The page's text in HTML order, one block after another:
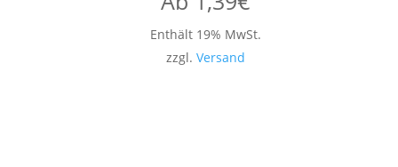
Enthält 19% MwSt.
zzgl. Versand